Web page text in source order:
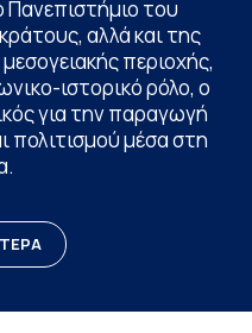
του
αλλά και της
περιοχής,
ιστορικό ρόλο, ο
για την παραγωγή
πολιτισμού μέσα στη